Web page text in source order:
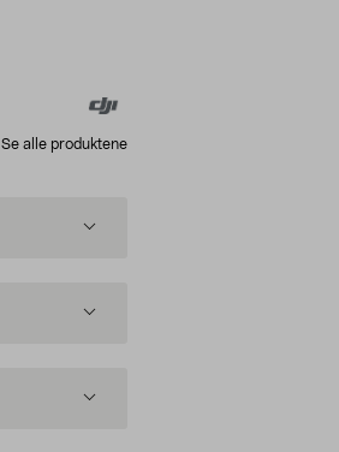
Se alle produktene